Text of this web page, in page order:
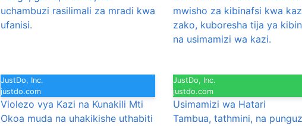
uchambuzi rasilimali za mradi kwa
ufanisi.
mwisho za kibinafsi kwa
zako, kuboresha tija ya
na usimamizi wa kazi.
JustDo, Inc.
justdo.com
Violezo vya Kazi na Kunakili Mti
Okoa muda na uhakikishe uthabiti
JustDo, Inc.
justdo.com
Usimamizi wa Hatari
Tambua, tathmini, na